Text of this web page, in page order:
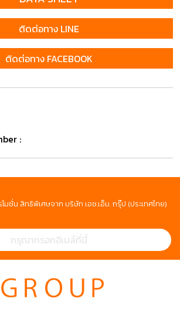
ติดต่อทาง LINE
ติดต่อทาง FACEBOOK
:
มชั่น สิทธิพิเศษจาก บริษัท เอช.เอ็ม. กรุ๊ป (ประเทศไทย)